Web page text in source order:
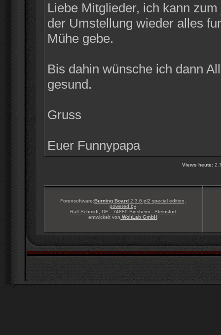
Liebe Mitglieder, ich kann
der Umstellung wieder alles
Mühe gebe.
Bis dahin wünsche ich dann
gesund.
Gruss
Euer Funnypapa
Views heute:
Forensoftware:Burning Board2.3.6 pl2 special edition,
powered by
Ralf Schmidt, DE - 74889 Sinsheim - Steinsfurt
entwickelt von WoltLab GmbH